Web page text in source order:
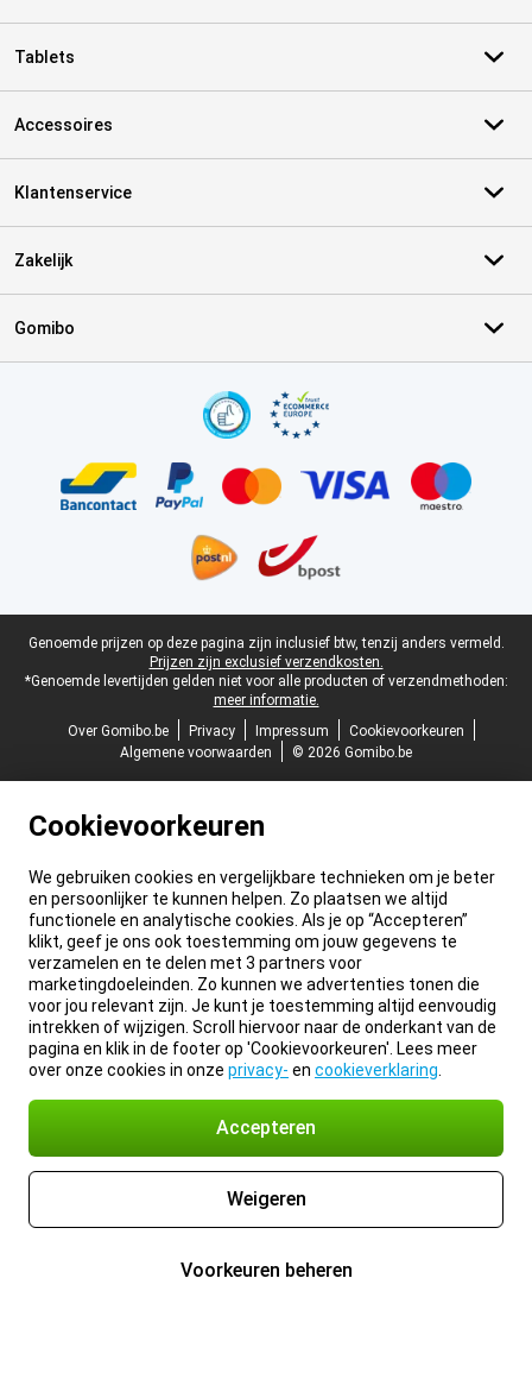
Tablets
Accessoires
Klantenservice
Zakelijk
Gomibo
Juridische voettekst
Genoemde prijzen op deze pagina zijn inclusief btw, tenzij anders vermeld.
Prijzen zijn exclusief verzendkosten.
*Genoemde levertijden gelden niet voor alle producten of verzendmethoden:
meer informatie.
Over Gomibo.be
Privacy Impressum
Cookievoorkeuren
Algemene voorwaarden
© 2026 Gomibo.be
Cookievoorkeuren
We gebruiken cookies en vergelijkbare technieken om je beter
en persoonlijker te kunnen helpen. Zo plaatsen we altijd
functionele en analytische cookies. Als je op “Accepteren”
klikt, geef je ons ook toestemming om jouw gegevens te
verzamelen en te delen met 3 partners voor
marketingdoeleinden. Zo kunnen we advertenties tonen die
voor jou relevant zijn. Je kunt je toestemming altijd eenvoudig
intrekken of wijzigen. Scroll hiervoor naar de onderkant van de
pagina en klik in de footer op 'Cookievoorkeuren'. Lees meer
over onze cookies in onze privacy- en cookieverklaring
Accepteren
Weigeren
Voorkeuren beheren